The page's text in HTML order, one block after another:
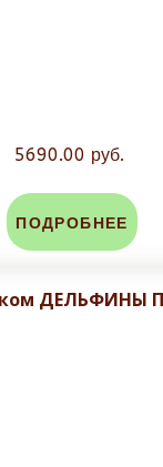
5690.00 руб.
ПОДРОБНЕЕ
ДЕЛЬФИНЫ